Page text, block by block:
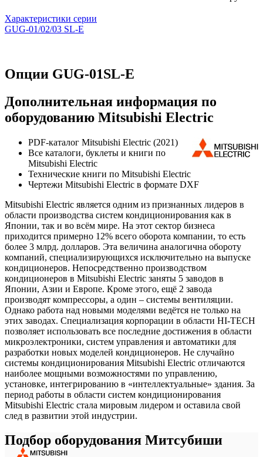
Характеристики серии
GUG-01/02/03 SL-E
Опции GUG-01SL-E
Дополнительная информация по
оборудованию Mitsubishi Electric
PDF-каталог Mitsubishi Electric (2021)
Все каталоги, буклеты и книги по
Mitsubishi Electric
Технические книги по Mitsubishi Electric
Чертежи Mitsubishi Electric в формате DXF
Mitsubishi Electric является одним из признанных лидеров в
области производства систем кондиционирования как в
Японии, так и во всём мире. На этот сектор бизнеса
приходится примерно 12% всего оборота компании, то есть
более 3 млрд. долларов. Эта величина аналогична обороту
компаний, специализирующихся исключительно на выпуске
кондиционеров. Непосредственно производством
кондиционеров в Mitsubishi Electric заняты 5 заводов в
Японии, Азии и Европе. Кроме этого, ещё 2 завода
производят компрессоры, а один – системы вентиляции.
Однако работа над новыми моделями ведётся не только на
этих заводах. Специализация корпорации в области HI-TECH
позволяет использовать все последние достижения в области
микроэлектроники, систем управления и автоматики для
разработки новых моделей кондиционеров. Не случайно
системы кондиционирования Mitsubishi Electric отличаются
наиболее мощными возможностями по управлению,
установке, интегрированию в «интеллектуальные» здания. За
период работы в области систем кондиционирования
Mitsubishi Electric стала мировым лидером и оставила свой
след в развитии этой индустрии.
Подбор оборудования Митсубиши